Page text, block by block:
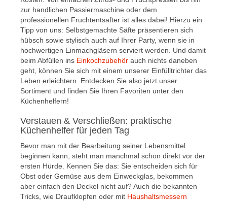
zur handlichen Passiermaschine oder dem
professionellen Fruchtentsafter ist alles dabei! Hierzu ein
Tipp von uns: Selbstgemachte Säfte präsentieren sich
hübsch sowie stylisch auch auf Ihrer Party, wenn sie in
hochwertigen Einmachgläsern serviert werden. Und damit
beim Abfüllen ins Einkochzubehör auch nichts daneben
geht, können Sie sich mit einem unserer Einfülltrichter das
Leben erleichtern. Entdecken Sie also jetzt unser
Sortiment und finden Sie Ihren Favoriten unter den
Küchenhelfern!
Verstauen & Verschließen: praktische
Küchenhelfer für jeden Tag
Bevor man mit der Bearbeitung seiner Lebensmittel
beginnen kann, steht man manchmal schon direkt vor der
ersten Hürde. Kennen Sie das: Sie entscheiden sich für
Obst oder Gemüse aus dem Einweckglas, bekommen
aber einfach den Deckel nicht auf? Auch die bekannten
Tricks, wie Draufklopfen oder mit Haushaltsmessern